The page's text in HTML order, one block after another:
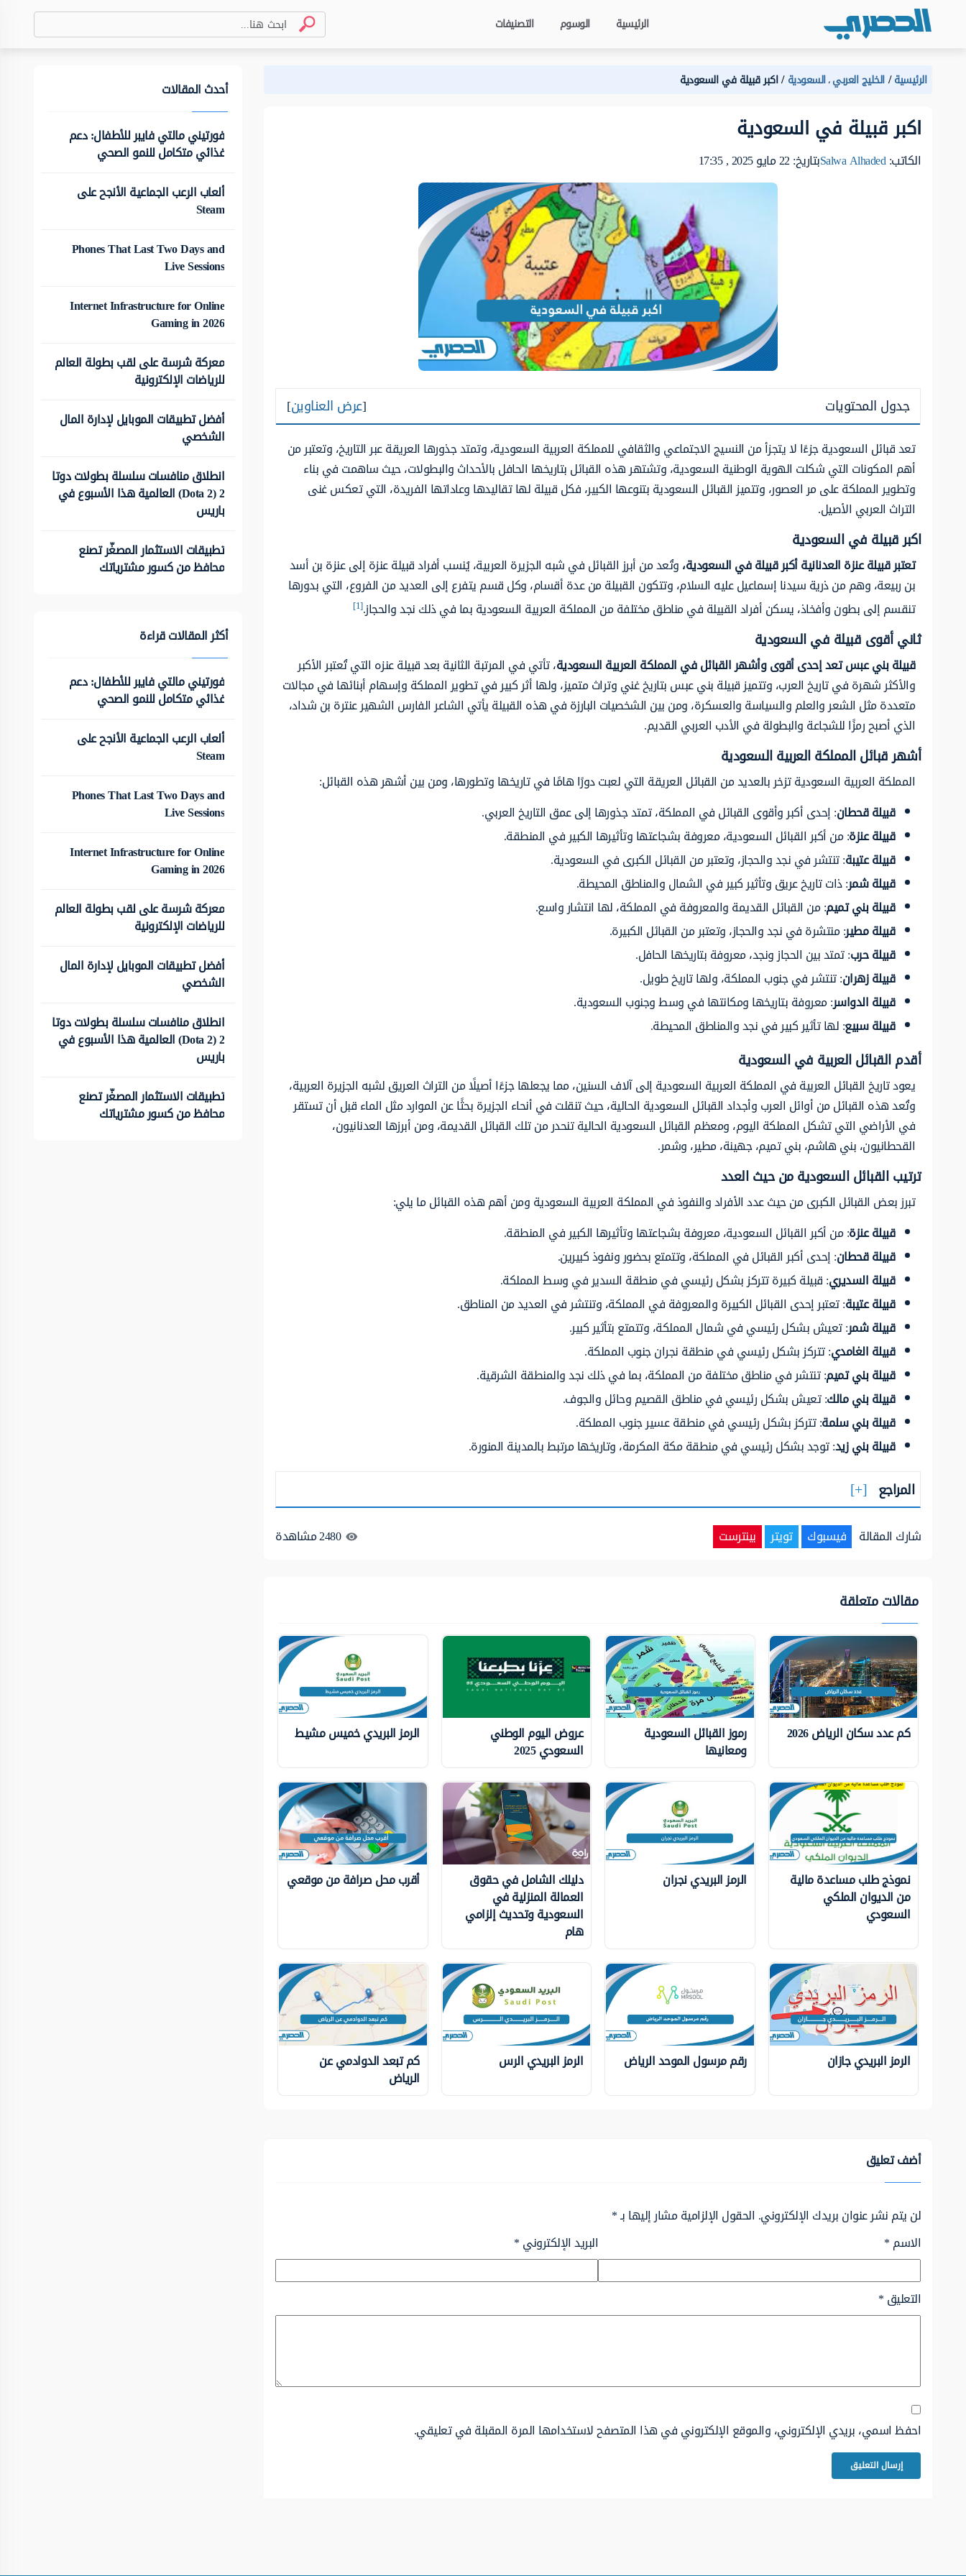
الرئيسية الوسوم التصنيفات
الرئيسية الخليج العربي،السعودية اكبر قبيلة في السعودية
اكبر قبيلة في السعودية
الكاتب:Salwa Alhadedبتاريخ: 22 مايو 2025 , 17:35
جدول المحتويات [عرض العناوين]
تعد قبائل السعودية جزءًا لا يتجزأ من النسيج الاجتماعي والثقافي للمملكة العربية السعودية، وتمتد جذورها العريقة عبر التاريخ، وتعتبر من
أهم المكونات التي شكلت الهوية الوطنية السعودية، وتشتهر هذه القبائل بتاريخها الحافل بالأحداث والبطولات، حيث ساهمت في بناء
وتطوير المملكة على مر العصور، وتتميز القبائل السعودية بتنوعها الكبير، فكل قبيلة لها تقاليدها وعاداتها الفريدة، التي تعكس غنى
التراث العربي الأصيل.
اكبر قبيلة في السعودية
تعتبر قبيلة عنزة العدنانية أكبر قبيلة في السعودية،وتُعد من أبرز القبائل في شبه الجزيرة العربية، يُنسب أفراد قبيلة عنزة إلى عنزة بن أسد
بن ربيعة، وهم من ذرية سيدنا إسماعيل عليه السلام، وتتكون القبيلة من عدة أقسام، وكل قسم يتفرع إلى العديد من الفروع، التي بدورها
تنقسم إلى بطون وأفخاذ، يسكن أفراد القبيلة في مناطق مختلفة من المملكة العربية السعودية بما في ذلك نجد والحجاز.[1]
ثاني أقوى قبيلة في السعودية
قبيلة بني عبس تعد إحدى أقوى وأشهر القبائل في المملكة العربية السعودية، تأتي في المرتبة الثانية بعد قبيلة عنزه التي تُعتبر الأكبر
والأكثر شهرة في تاريخ العرب، وتتميز قبيلة بني عبس بتاريخ غني وتراث متميز، ولها أثر كبير في تطوير المملكة وإسهام أبنائها في مجالات
متعددة مثل الشعر والعلم والسياسة والعسكرة، ومن بين الشخصيات البارزة في هذه القبيلة يأتي الشاعر الفارس الشهير عنترة بن شداد،
الذي أصبح رمزًا للشجاعة والبطولة في الأدب العربي القديم.
أشهر قبائل المملكة العربية السعودية
المملكة العربية السعودية تزخر بالعديد من القبائل العريقة التي لعبت دورًا هامًا في تاريخها وتطورها، ومن بين أشهر هذه القبائل:
قبيلة قحطان: إحدى أكبر وأقوى القبائل في المملكة، تمتد جذورها إلى عمق التاريخ العربي.
قبيلة عنزة: من أكبر القبائل السعودية، معروفة بشجاعتها وتأثيرها الكبير في المنطقة.
قبيلة عتيبة: تنتشر في نجد والحجاز، وتعتبر من القبائل الكبرى في السعودية.
قبيلة شمر: ذات تاريخ عريق وتأثير كبير في الشمال والمناطق المحيطة.
قبيلة بني تميم: من القبائل القديمة والمعروفة في المملكة، لها انتشار واسع.
قبيلة مطير: منتشرة في نجد والحجاز، وتعتبر من القبائل الكبيرة.
قبيلة حرب: تمتد بين الحجاز ونجد، معروفة بتاريخها الحافل.
قبيلة زهران: تنتشر في جنوب المملكة، ولها تاريخ طويل.
قبيلة الدواسر: معروفة بتاريخها ومكانتها في وسط وجنوب السعودية.
قبيلة سبيع: لها تأثير كبير في نجد والمناطق المحيطة.
أقدم القبائل العربية في السعودية
يعود تاريخ القبائل العربية في المملكة العربية السعودية إلى آلاف السنين، مما يجعلها جزءًا أصيلًا من التراث العريق لشبه الجزيرة العربية،
وتُعد هذه القبائل من أوائل العرب وأجداد القبائل السعودية الحالية، حيث تنقلت في أنحاء الجزيرة بحثًا عن الموارد مثل الماء قبل أن تستقر
في الأراضي التي تشكل المملكة اليوم، ومعظم القبائل السعودية الحالية تنحدر من تلك القبائل القديمة، ومن أبرزها العدنانيون،
القحطانيون، بني هاشم، بني تميم، جهينة، مطير، وشمر.
ترتيب القبائل السعودية من حيث العدد
تبرز بعض القبائل الكبرى من حيث عدد الأفراد والنفوذ في المملكة العربية السعودية ومن أهم هذه القبائل ما يلي:
قبيلة عنزة: من أكبر القبائل السعودية، معروفة بشجاعتها وتأثيرها الكبير في المنطقة.
قبيلة قحطان: إحدى أكبر القبائل في المملكة، وتتمتع بحضور ونفوذ كبيرين.
قبيلة السديري: قبيلة كبيرة تتركز بشكل رئيسي في منطقة السدير في وسط المملكة.
قبيلة عتيبة: تعتبر إحدى القبائل الكبيرة والمعروفة في المملكة، وتنتشر في العديد من المناطق.
قبيلة شمر: تعيش بشكل رئيسي في شمال المملكة، وتتمتع بتأثير كبير.
قبيلة الغامدي: تتركز بشكل رئيسي في منطقة نجران جنوب المملكة.
قبيلة بني تميم: تنتشر في مناطق مختلفة من المملكة، بما في ذلك نجد والمنطقة الشرقية.
قبيلة بني مالك: تعيش بشكل رئيسي في مناطق القصيم وحائل والجوف.
قبيلة بني سلمة: تتركز بشكل رئيسي في منطقة عسير جنوب المملكة.
قبيلة بني زيد: توجد بشكل رئيسي في منطقة مكة المكرمة، وتاريخها مرتبط بالمدينة المنورة.
المراجع
شارك المقالة فيسبوك تويتر بينترست 2480مشاهدة
مقالات متعلقة
كم عدد سكان الرياض 2026 رموز القبائل السعودية
ومعانيها
عروض اليوم الوطني
السعودي 2025
الرمز البريدي خميس مشيط
نموذج طلب مساعدة مالية
من الديوان الملكي
السعودي
الرمز البريدي نجران دليلك الشامل في حقوق
العمالة المنزلية في
السعودية وتحديث إلزامي
هام
أقرب محل صرافة من موقعي
الرمز البريدي جازان رقم مرسول الموحد الرياض الرمز البريدي الرس كم تبعد الدوادمي عن
الرياض
أضف تعليق
لن يتم نشر عنوان بريدك الإلكتروني. الحقول الإلزامية مشار إليها بـ*
الاسم* البريد الإلكتروني*
التعليق*
احفظ اسمي، بريدي الإلكتروني، والموقع الإلكتروني في هذا المتصفح لاستخدامها المرة المقبلة في تعليقي.
أحدث المقالات
فورتيني مالتي فايبر للأطفال: دعم
غذائي متكامل للنمو الصحي
ألعاب الرعب الجماعية الأنجح على
Steam
Phones That Last Two Days and
Live Sessions
Internet Infrastructure for Online
Gaming in 2026
معركة شرسة على لقب بطولة العالم
للرياضات الإلكترونية
أفضل تطبيقات الموبايل لإدارة المال
الشخصي
انطلاق منافسات سلسلة بطولات دوتا
2 (Dota 2) العالمية هذا الأسبوع في
باريس
تطبيقات الاستثمار المصغّر تصنع
محافظ من كسور مشترياتك
أكثر المقالات قراءة
فورتيني مالتي فايبر للأطفال: دعم
غذائي متكامل للنمو الصحي
ألعاب الرعب الجماعية الأنجح على
Steam
Phones That Last Two Days and
Live Sessions
Internet Infrastructure for Online
Gaming in 2026
معركة شرسة على لقب بطولة العالم
للرياضات الإلكترونية
أفضل تطبيقات الموبايل لإدارة المال
الشخصي
انطلاق منافسات سلسلة بطولات دوتا
2 (Dota 2) العالمية هذا الأسبوع في
باريس
تطبيقات الاستثمار المصغّر تصنع
محافظ من كسور مشترياتك